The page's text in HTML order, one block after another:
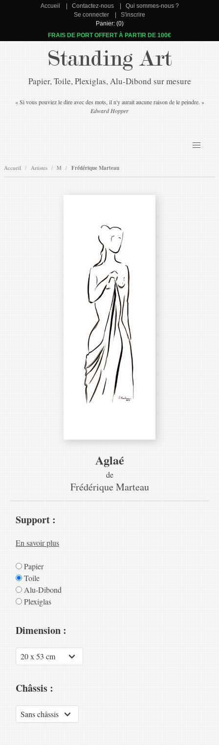
Accueil Contactez-nous
Qui sommes-nous ?
Se connecter
S'inscrire
Panier: (0)
FRAIS DE PORT OFFERT À PARTIR DE 100€
Standing Art
Papier, Toile, Plexiglas, Alu-Dibond sur mesure
« Si vous pouviez le dire avec des mots, il n'y aurait aucune raison de le peindre. »
Edward Hopper
Accueil Artistes M Frédérique Marteau
Aglaé
de
Frédérique Marteau
Support :
En savoir plus
Papier
Toile
Alu-Dibond
Plexiglas
Dimension :
Châssis :